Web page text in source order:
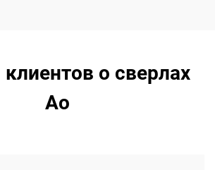
о сверлах
Ao